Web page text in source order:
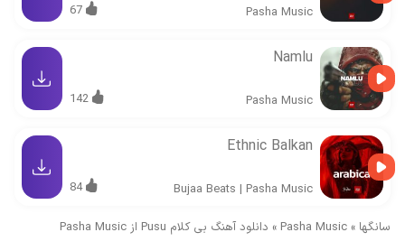
Pasha Music
67
Namlu
Pasha Music
142
Ethnic Balkan
Bujaa Beats | Pasha Music
84
سانگها »
Pasha Music
» دانلود آهنگ بی کلام Pusu از Pasha Music